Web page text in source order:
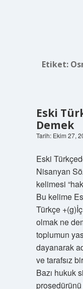
Etiket:
Eski
Demek
Tarih: Ekim 27,
Eski
Nisanyan
kelimesi
Bu kelime
Türkçe
olmak ne
toplumun
dayanarak
ve tarafsız
Bazı hukuk